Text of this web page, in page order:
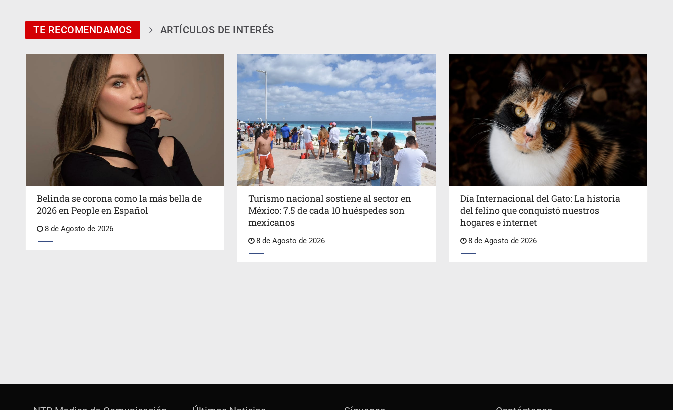
TE RECOMENDAMOS ARTÍCULOS DE INTERÉS
Belinda se corona como la más bella de
2026 en People en Español
8 de Agosto de 2026
Turismo nacional sostiene al sector en
México: 7.5 de cada 10 huéspedes son
mexicanos
8 de Agosto de 2026
Día Internacional del Gato: La historia
del felino que conquistó nuestros
hogares e internet
8 de Agosto de 2026